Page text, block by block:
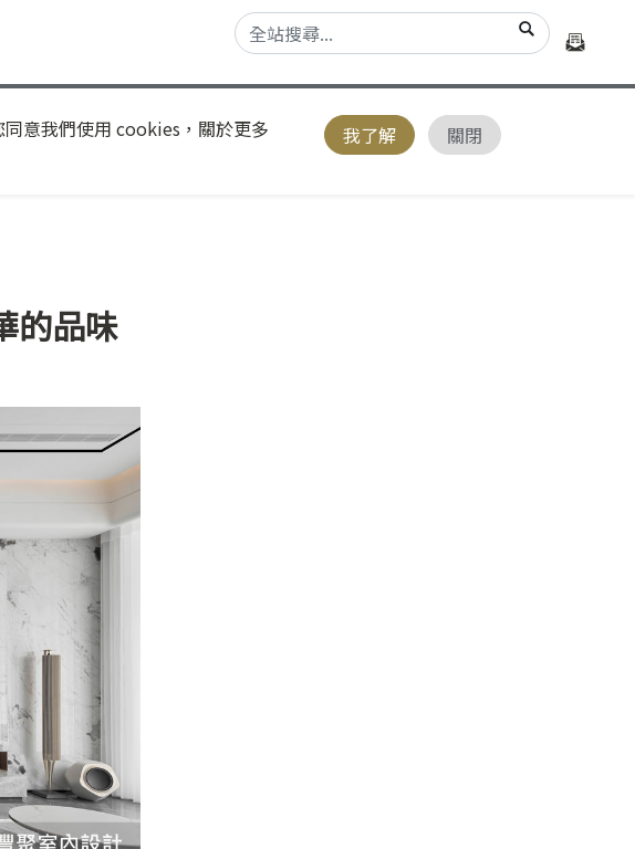
意我們使用 cookies，關於更多
我了解 關閉
的品味